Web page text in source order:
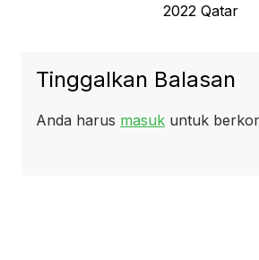
2022 Qatar
Tinggalkan Balasan
Anda harus masuk untuk